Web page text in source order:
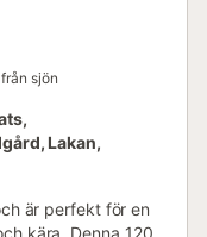
sjön
Lakan,
är perfekt för en
kära. Denna 120